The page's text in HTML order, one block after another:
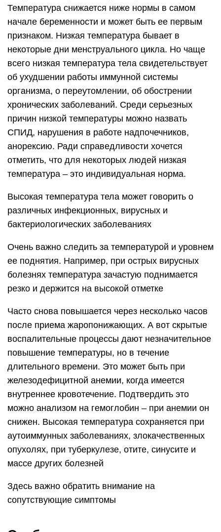
Температура снижается ниже нормы в самом
начале беременности и может быть ее первым
признаком. Низкая температура бывает в
некоторые дни менструального цикла. Но чаще
всего низкая температура тела свидетельствует
об ухудшении работы иммунной системы
организма, о переутомлении, об обострении
хронических заболеваний. Среди серьезных
причин низкой температуры можно назвать
СПИД, нарушения в работе надпочечников,
анорексию. Ради справедливости хочется
отметить, что для некоторых людей низкая
температура – это индивидуальная норма.
Высокая температура тела может говорить о
различных инфекционных, вирусных и
бактериологических заболеваниях
Очень важно следить за температурой и уровнем
ее поднятия. Например, при острых вирусных
болезнях температура зачастую поднимается
резко и держится на высокой отметке
Часто снова повышается через несколько часов
после приема жаропонижающих. А вот скрытые
воспалительные процессы дают незначительное
повышение температуры, но в течение
длительного времени. Это может быть при
железодефицитной анемии, когда имеется
внутреннее кровотечение. Подтвердить это
можно анализом на гемоглобин – при анемии он
снижен. Высокая температура сохраняется при
аутоиммунных заболеваниях, злокачественных
опухолях, при туберкулезе, отите, синусите и
массе других болезней
Здесь важно обратить внимание на
сопутствующие симптомы